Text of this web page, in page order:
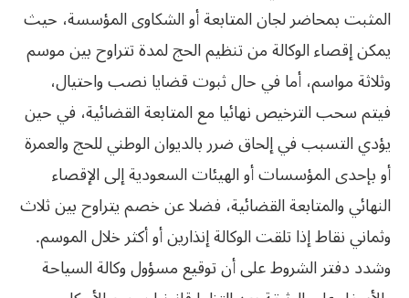
المثبت بمحاضر لجان المتابعة أو الشكاوى المؤسسة، حيث
يمكن إقصاء الوكالة من تنظيم الحج لمدة تتراوح بين موسم
وثلاثة مواسم، أما في حال ثبوت قضايا نصب واحتيال،
فيتم سحب الترخيص نهائيا مع المتابعة القضائية، في حين
يؤدي التسبب في إلحاق ضرر بالديوان الوطني للحج والعمرة
أو بإحدى المؤسسات أو الهيئات السعودية إلى الإقصاء
النهائي والمتابعة القضائية، فضلا عن خصم يتراوح بين ثلاث
وثماني نقاط إذا تلقت الوكالة إنذارين أو أكثر خلال الموسم.
وشدد دفتر الشروط على أن توقيع مسؤول وكالة السياحة